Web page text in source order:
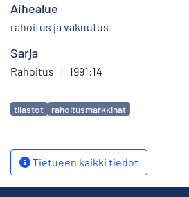
Aihealue
rahoitus ja vakuutus
Sarja
Rahoitus | 1991:14
Avainsanat
tilastot rahoitusmarkkinat
Tietueen kaikki tiedot